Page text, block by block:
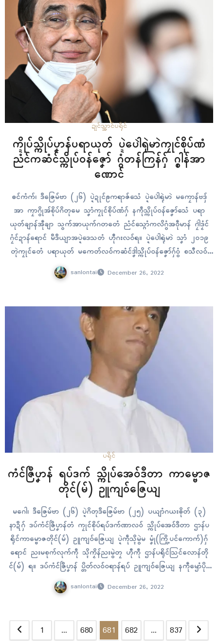
ဍုၚ်သ္အာၚ်ပရိုၚ်
က္ဍိုပ်သ္ကိုပ်ပၞာန်ပရာယုတ် ပ္ဍဲပေါဲရုဲမာဲကၠုၚ်စိုပ်ဏံ
ညံၚ်ကဆံၚ်သ္ကိုပ်ဝန်ဇၞော် ဂွံတန်ကြန်ဂှ် ဂ္စါန်အာ
ဏောၚ်
ၜၚ်ကံက်၊ ဒဳဇြေမ်ဗာ (၂၆) ပ္ဍဲဍုၚ်ဨကရာဇ်သေံ ပ္ဍဲပေါဲရုဲမာဲ မကၠောန်ဗဒှ်
အာ ကၠာဂွိုအ်စိုပ်ဂိတုမေ သၞာံကၠုၚ်စိုပ်ဏံဂှ် နကဵုသ္ကိုပ်ဝန်ဇၞော်သေံ ပရာ
ယုတ်ချာန်အဵုချာ သွက်အာယုက်ဂတတေံ ညံၚ်သ္ဂောံကလိဂွံအဝဵုမာန် ဂၠါဲဒၟံၚ်
ဂၠံၚ်ဍာန်ရောၚ် မဳဒဳယျာအပ္ဍဲဒေသတံ ဟီုဂးလဝ်ရ။ ပ္ဍဲပေါဲရုဲမာဲ သၞာံ ၂၀၁၉
တုဲကၠုၚ်တေံ ပရာယုတ် မကေတ်လဝ်ကဆံၚ်ဒၞါဲသ္ကိုပ်ဝန်ဇၞော်ဂှ်ဝွံ စသီလဝ်
အဝဵု နူကဵုသၞာံ ၂၀၁၄ တေံရ။ ဗော်ကောန်ဂကူသေံညဳသၟဟ် (United
Thai Nation Party)…
sanlontai December 26, 2022
ပရိုၚ်
ကံၚ်ဇြဳပၞာန် ရပ်ဒက် သ္ကိုပ်အေဝ်ဒဳတာ ကာမ္ဗောဇ
တိုၚ်(မ်) ဥူကျဝ်ဇြေယျ
မဂေါ၊ ဒဳဇြေမ်ဗာ (၂၆) ပ္ဍဲဂိတုဒဳဇြေမ်ဗာ (၂၅) ပယျာံဂယးၜိုတ် (၃)
နာဍဳဂှ် ဒပ်ကံၚ်ဇြဳပၞာန်တံ ကၠုၚ်စိုပ်ရပ်ဒက်ဏာလဝ် သ္ကိုပ်အေဝ်ဒဳတာ ဌာန်ပ
ရိုၚ်ကာမ္ဗောဇတိုၚ်(မ်) ဥူကျဝ်ဇြေယျ ပ္ဍဲကဵုသ္ၚိမွဲမ မၞုံ(ကြို့ပင်ကောက်)ဂှ်
ရောၚ် ညးမစုက်လုက်ကဵု သ္ၚိကၟိန်ညးမွဲတၠ ဟီုကဵု ဌာန်ပရိုၚ်သြၚ်လောန်တို
ၚ်(မ်) ရ။ ဒပ်ကံၚ်ဇြဳပၞာန် ပ္တိတ်လဝ်ဝရာန်ရပ် ဥူကျဝ်ဇြေယျ နကဵုၝောံပိုဒ်
၅၀၅ ဂှ်ရ နူသၞာံ ၂၀၂၁ ဂိတုမာတ်တေံရ ညံၚ်ဂွိုအ်ဒးဒုၚ်ရပ်ဂှ်…
sanlontai December 26, 2022
Posts
1 … 680 681 682 … 837